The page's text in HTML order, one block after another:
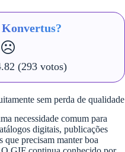
Konvertus?
☹️
(293 votos)
sem perda de qualidade
necessidade comum para
digitais, publicações
que precisam manter boa